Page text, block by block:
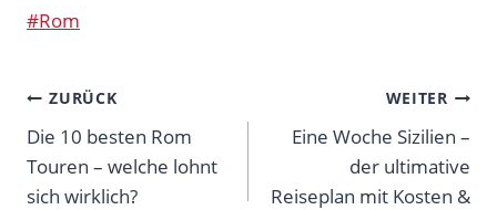
Schlagworte:
#Rom
BEITRAGSNAVIGATION
ZURÜCK
Die 10 besten Rom
Touren – welche lohnt
sich wirklich?
WEITER
Eine Woche Sizilien –
der ultimative
Reiseplan mit Kosten &